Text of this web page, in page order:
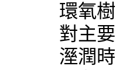
環氧
對主
溼潤